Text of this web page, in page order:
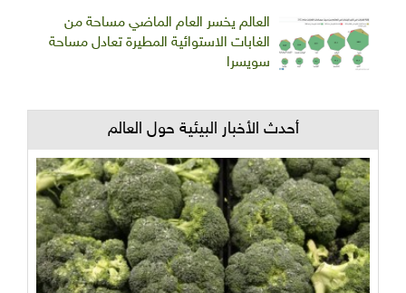
العالم يخسر العام الماضي مساحة من
الغابات الاستوائية المطيرة تعادل مساحة
سويسرا
أحدث الأخبار البيئية حول العالم